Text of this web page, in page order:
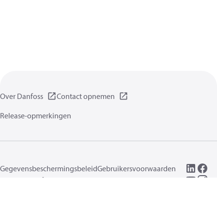
Over Danfoss
Contact opnemen
Release-opmerkingen
GegevensbeschermingsbeleidGebruikersvoorwaarden
Algemene informatie